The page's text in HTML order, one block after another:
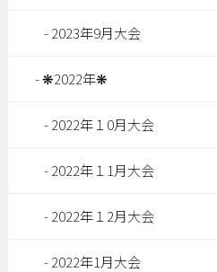
2023年9月大会
❋2022年❋
2022年１0月大会
2022年１1月大会
2022年１2月大会
2022年1月大会